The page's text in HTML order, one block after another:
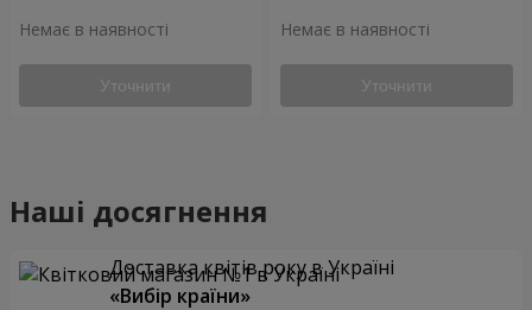
Немає в наявності
Уточнити
Немає в наявності
Уточнити
Наші досягнення
Доставка квітів року в Україні
«Вибір країни»